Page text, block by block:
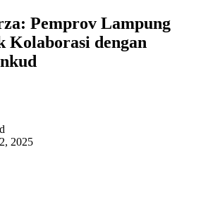
Pemprov Lampung
Kolaborasi dengan
2025